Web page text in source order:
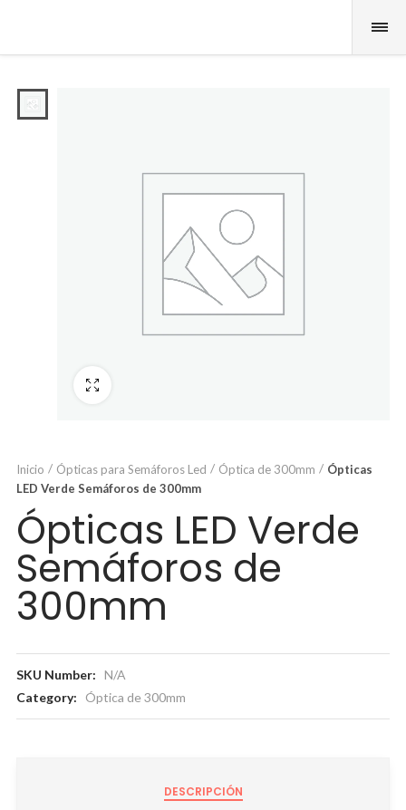
Inicio Ópticas para Semáforos Led Óptica de 300mm
Ópticas
LED Verde Semáforos de 300mm
Ópticas LED Verde
Semáforos de
300mm
SKU Number: N/A
Category:
Óptica de 300mm
DESCRIPCIÓN